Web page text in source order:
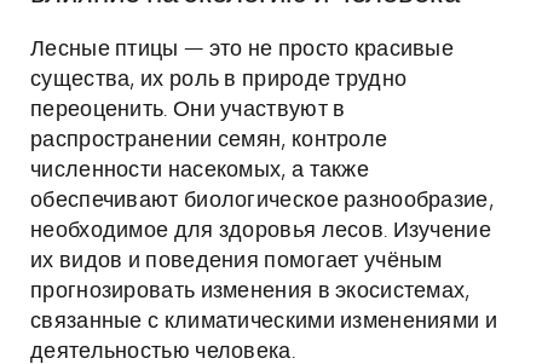
Лесные птицы — это не просто красивые
существа, их роль в природе трудно
переоценить. Они участвуют в
распространении семян, контроле
численности насекомых, а также
обеспечивают биологическое разнообразие,
необходимое для здоровья лесов. Изучение
их видов и поведения помогает учёным
прогнозировать изменения в экосистемах,
связанные с климатическими изменениями и
деятельностью человека.